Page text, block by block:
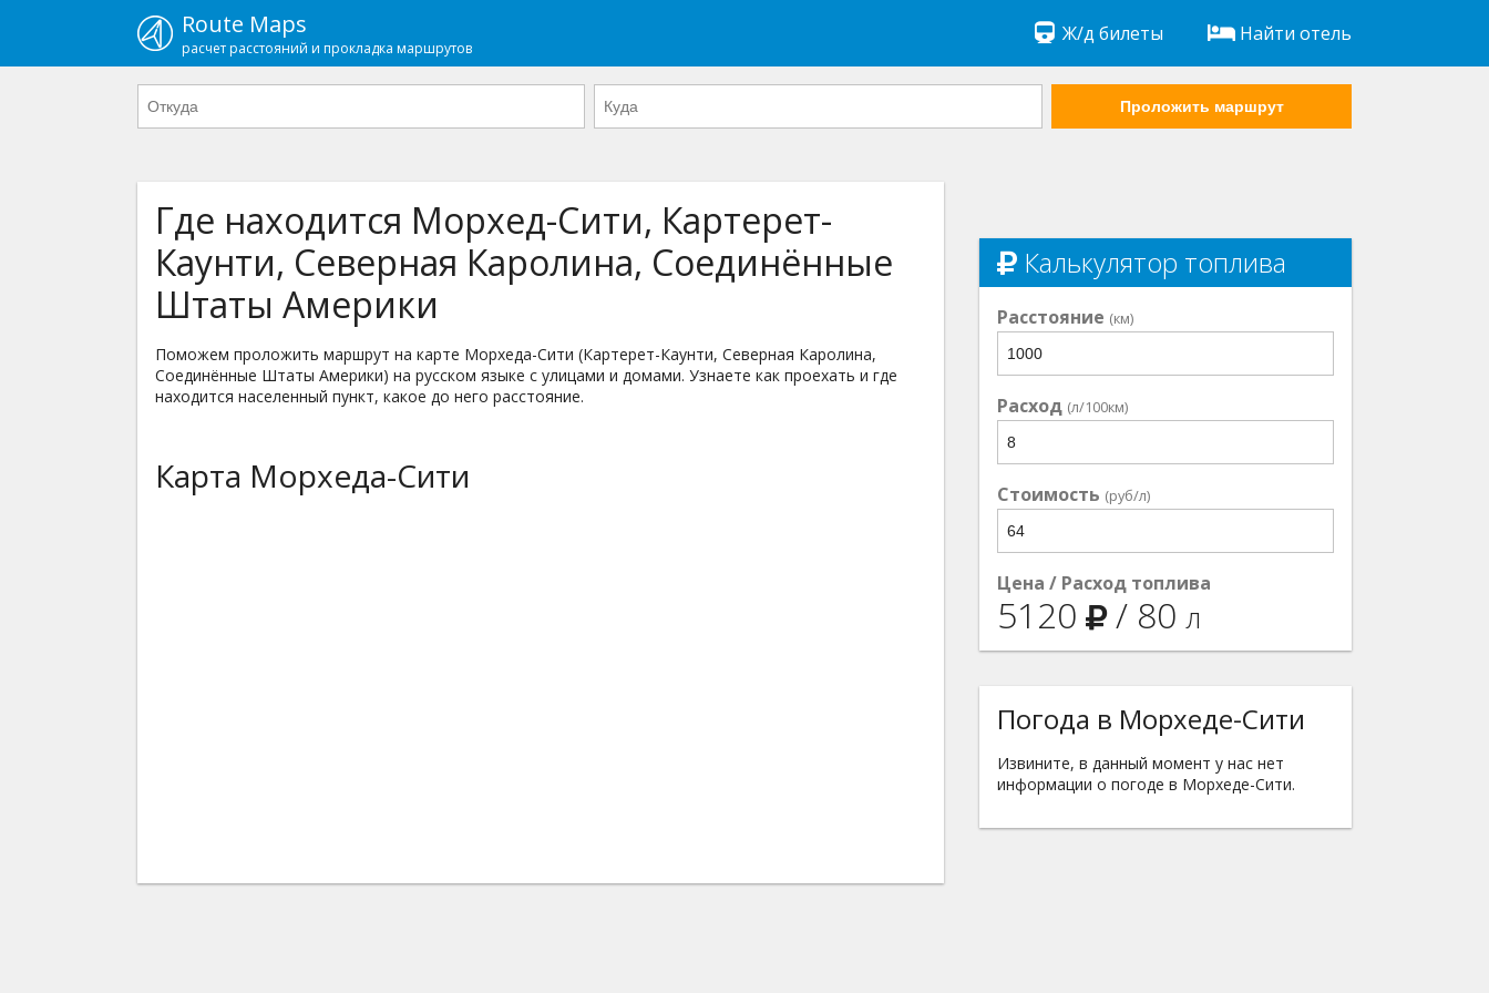
Route Maps
расчет расстояний и прокладка маршрутов
Ж/д билеты Найти отель
Проложить маршрут
Где находится Морхед-Сити, Картерет-
Каунти, Северная Каролина, Соединённые
Штаты Америки
Поможем проложить маршрут на карте Морхеда-Сити (Картерет-Каунти, Северная Каролина,
Соединённые Штаты Америки) на русском языке с улицами и домами. Узнаете как проехать и где
находится населенный пункт, какое до него расстояние.
Карта Морхеда-Сити
Калькулятор топлива
Расстояние (км)
Расход (л/100км)
Стоимость (руб/л)
Цена / Расход топлива
5120 / 80 л
Погода в Морхеде-Сити
Извините, в данный момент у нас нет
информации о погоде в Морхеде-Сити.